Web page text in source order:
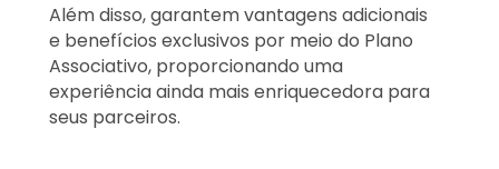
Além disso, garantem vantagens adicionais
e benefícios exclusivos por meio do Plano
Associativo, proporcionando uma
experiência ainda mais enriquecedora para
seus parceiros.